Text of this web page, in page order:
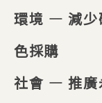
環境 — 減少
色採購
社會 — 推廣